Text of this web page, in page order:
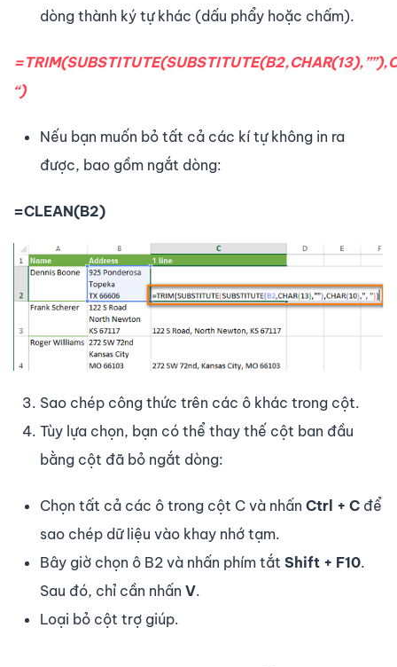
dòng thành ký tự khác (dấu phẩy hoặc chấm).
“)
Nếu bạn muốn bỏ tất cả các kí tự không in ra
được, bao gồm ngắt dòng:
=CLEAN(B2)
Sao chép công thức trên các ô khác trong cột.
Tùy lựa chọn, bạn có thể thay thế cột ban đầu
bằng cột đã bỏ ngắt dòng:
Chọn tất cả các ô trong cột C và nhấn Ctrl + C để
sao chép dữ liệu vào khay nhớ tạm.
Bây giờ chọn ô B2 và nhấn phím tắt Shift + F10.
Sau đó, chỉ cần nhấn V.
Loại bỏ cột trợ giúp.